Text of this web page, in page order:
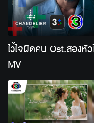
ไว้ใจผิดคน Ost.สองหั
MV